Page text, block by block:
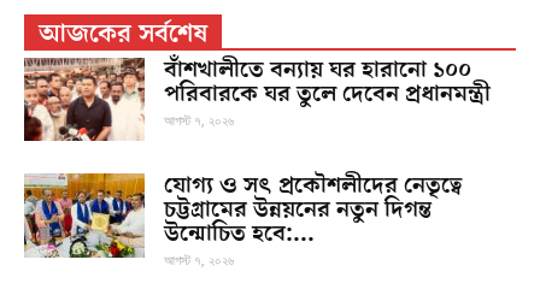
আজকের সর্বশেষ
বাঁশখালীতে বন্যায় ঘর হারানো ১০০
পরিবারকে ঘর তুলে দেবেন প্রধানমন্ত্রী
আগস্ট ৭, ২০২৬
যোগ্য ও সৎ প্রকৌশলীদের নেতৃত্বে
চট্টগ্রামের উন্নয়নের নতুন দিগন্ত
উন্মোচিত হবে:...
আগস্ট ৭, ২০২৬